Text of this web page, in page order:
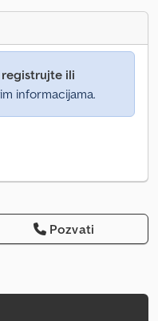
ili
informacijama.
Pozvati